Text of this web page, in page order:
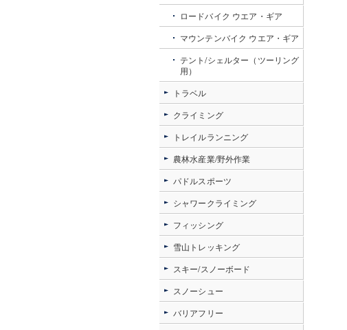
ロードバイク ウエア・ギア
マウンテンバイク ウエア・ギア
テント/シェルター（ツーリング
用）
トラベル
クライミング
トレイルランニング
農林水産業/野外作業
パドルスポーツ
シャワークライミング
フィッシング
雪山トレッキング
スキー/スノーボード
スノーシュー
バリアフリー